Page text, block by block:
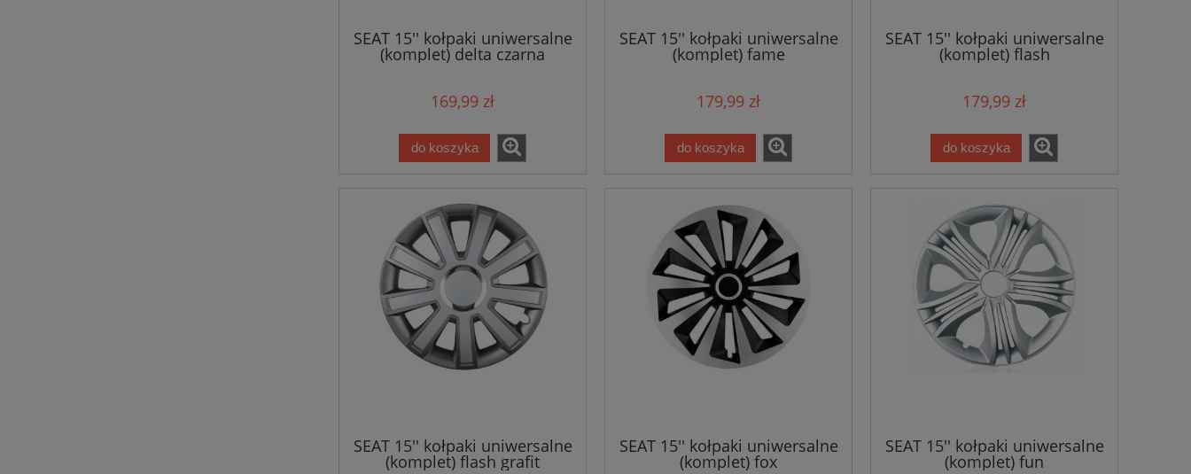
SEAT 15'' kołpaki uniwersalne
(komplet) delta czarna
169,99 zł
do koszyka
SEAT 15'' kołpaki uniwersalne
(komplet) fame
179,99 zł
do koszyka
SEAT 15'' kołpaki uniwersalne
(komplet) flash
179,99 zł
do koszyka
SEAT 15'' kołpaki uniwersalne
(komplet) flash grafit
SEAT 15'' kołpaki uniwersalne
(komplet) fox
SEAT 15'' kołpaki uniwersalne
(komplet) fun